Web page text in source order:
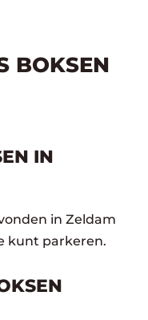
BOKSEN
IN
in Zeldam
kunt parkeren.